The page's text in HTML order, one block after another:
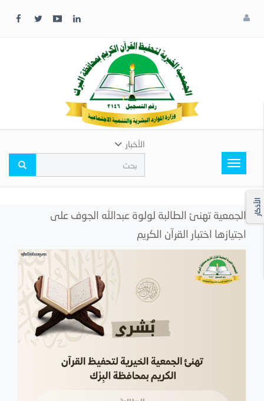
Toggle
navigation
الأخبار
الأذكار
الجمعية تهنئ الطالبة لولوة عبدالله الجوف على
اجتيازها اختبار القرآن الكريم